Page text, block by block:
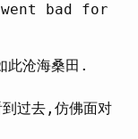
bad for
此沧海桑田.
过去,仿佛面对